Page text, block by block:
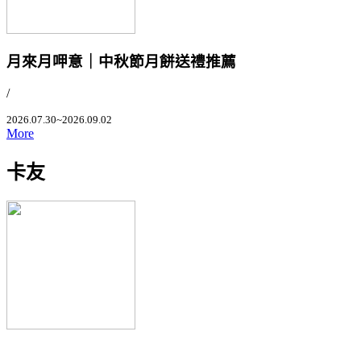
月來月呷意｜中秋節月餅送禮推薦
/
2026.07.30~2026.09.02
More
卡友